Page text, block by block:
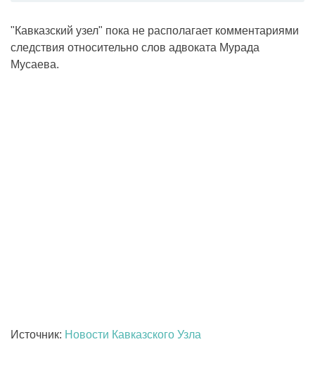
"Кавказский узел" пока не располагает комментариями
следствия относительно слов адвоката Мурада
Мусаева.
Источник: Новости Кавказского Узла